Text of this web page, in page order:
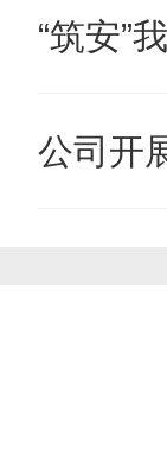
“筑安”
公司开